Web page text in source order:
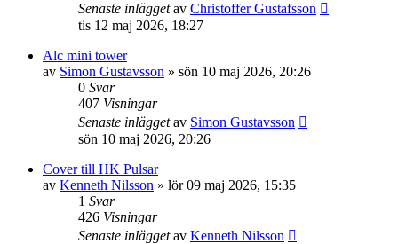
Senaste inläggetav Christoffer Gustafsson
tis 12 maj 2026, 18:27
Alc mini tower
av Simon Gustavsson » sön 10 maj 2026, 20:26
0 Svar
407 Visningar
Senaste inläggetav Simon Gustavsson
sön 10 maj 2026, 20:26
Cover till HK Pulsar
av Kenneth Nilsson » lör 09 maj 2026, 15:35
1 Svar
426 Visningar
Senaste inläggetav Kenneth Nilsson